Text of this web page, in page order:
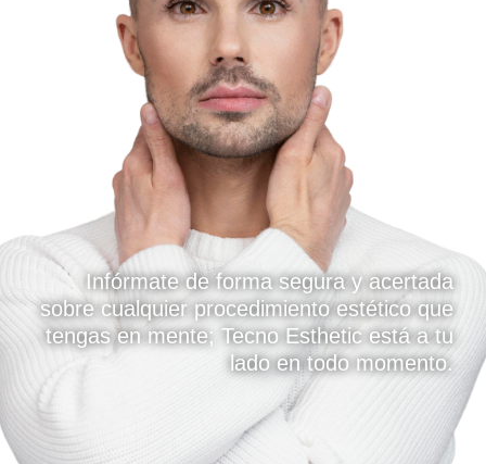
Infórmate de forma segura y acertada
sobre cualquier procedimiento estético que
tengas en mente; Tecno Esthetic está a tu
lado en todo momento.